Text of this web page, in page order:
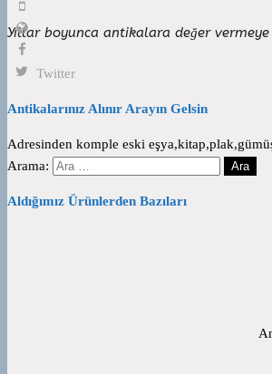
Yıllar boyunca antikalara değer
Twitter
Antikalarınız Alınır Arayın Gelsin
Adresinden komple eski
Arama:
Aldığımız Ürünlerden Bazıları